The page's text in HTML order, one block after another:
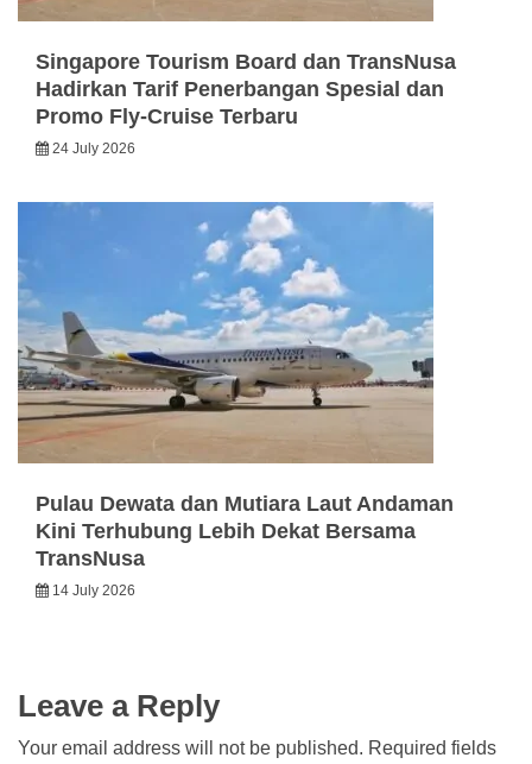
Singapore Tourism Board dan TransNusa
Hadirkan Tarif Penerbangan Spesial dan
Promo Fly-Cruise Terbaru
24 July 2026
Pulau Dewata dan Mutiara Laut Andaman
Kini Terhubung Lebih Dekat Bersama
TransNusa
14 July 2026
Leave a Reply
Your email address will not be published. Required fields